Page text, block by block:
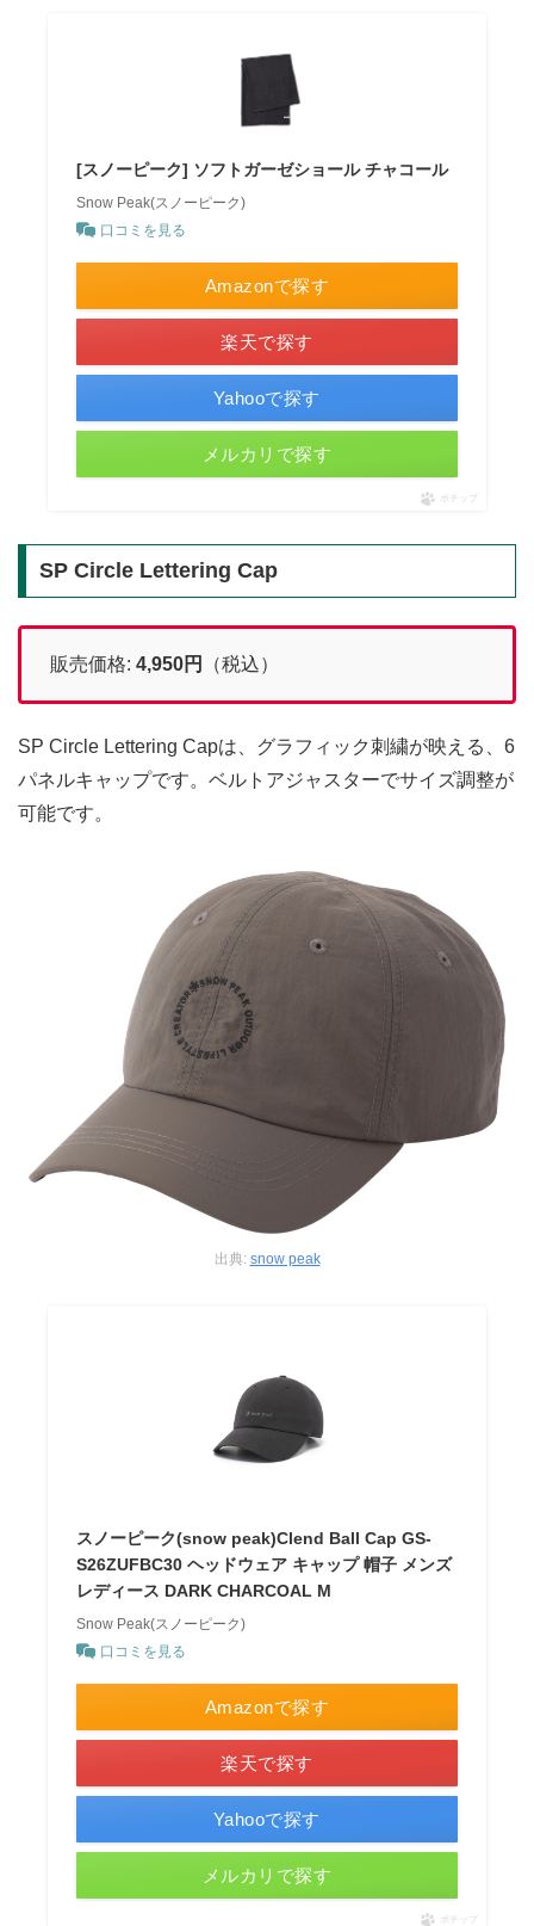
[スノーピーク] ソフトガーゼショール チャコール
Snow Peak(スノーピーク)
口コミを見る
Amazonで探す
楽天で探す
Yahooで探す
メルカリで探す
ポチップ
SP Circle Lettering Cap
販売価格: 4,950円 （税込）
SP Circle Lettering Capは、グラフィック刺繍が映える、6
パネルキャップです。ベルトアジャスターでサイズ調整が
可能です。
出典: snow peak
スノーピーク(snow peak)Clend Ball Cap GS-
S26ZUFBC30 ヘッドウェア キャップ 帽子 メンズ
レディース DARK CHARCOAL M
Snow Peak(スノーピーク)
口コミを見る
Amazonで探す
楽天で探す
Yahooで探す
メルカリで探す
ポチップ